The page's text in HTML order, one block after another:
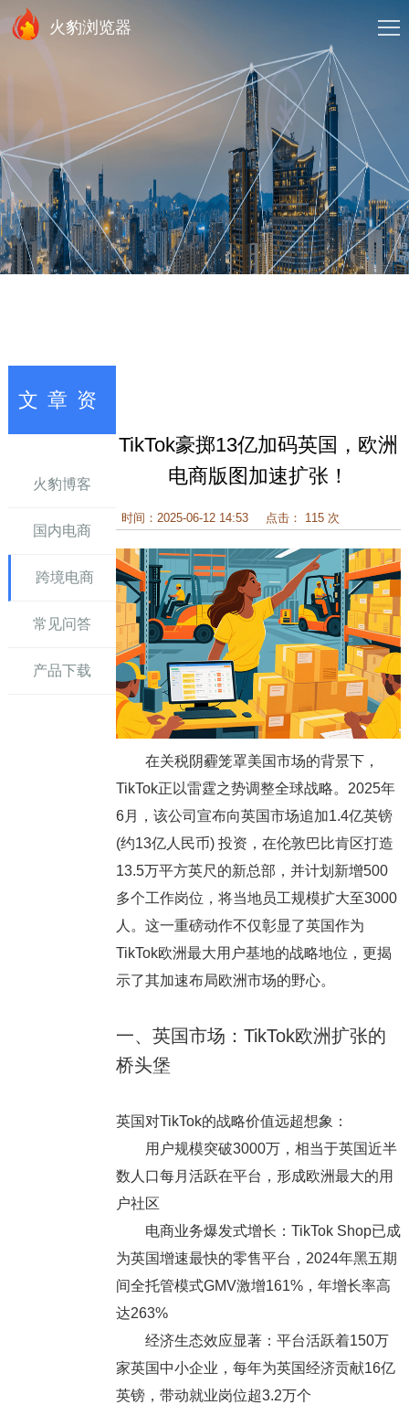
火豹浏览器
文章资
火豹博客
国内电商
跨境电商
常见问答
产品下载
TikTok豪掷13亿加码英国，欧洲
电商版图加速扩张！
时间：2025-06-12 14:53 点击： 115 次
在关税阴霾笼罩美国市场的背景下，
TikTok正以雷霆之势调整全球战略。2025年
6月，该公司宣布向英国市场追加1.4亿英镑
(约13亿人民币) 投资，在伦敦巴比肯区打造
13.5万平方英尺的新总部，并计划新增500
多个工作岗位，将当地员工规模扩大至3000
人。这一重磅动作不仅彰显了英国作为
TikTok欧洲最大用户基地的战略地位，更揭
示了其加速布局欧洲市场的野心。
一、英国市场：TikTok欧洲扩张的
桥头堡
英国对TikTok的战略价值远超想象：
用户规模突破3000万，相当于英国近半
数人口每月活跃在平台，形成欧洲最大的用
户社区
电商业务爆发式增长：TikTok Shop已成
为英国增速最快的零售平台，2024年黑五期
间全托管模式GMV激增161%，年增长率高
达263%
经济生态效应显著：平台活跃着150万
家英国中小企业，每年为英国经济贡献16亿
英镑，带动就业岗位超3.2万个